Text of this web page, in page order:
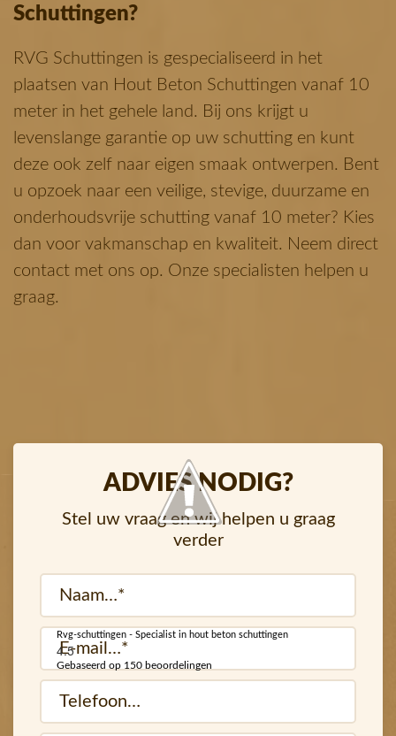
Schuttingen?
RVG Schuttingen is gespecialiseerd in het
plaatsen van Hout Beton Schuttingen vanaf 10
meter in het gehele land. Bij ons krijgt u
levenslange garantie op uw schutting en kunt
deze ook zelf naar eigen smaak ontwerpen. Bent
u opzoek naar een veilige, stevige, duurzame en
onderhoudsvrije schutting vanaf 10 meter? Kies
dan voor vakmanschap en kwaliteit. Neem direct
contact met ons op. Onze specialisten helpen u
graag.
ADVIES NODIG?
Stel uw vraag en wij helpen u graag
verder
Naam
(Vereist)
mail
(Vereist)
Telefoon…
(Vereist)
Rvg-schuttingen - Specialist in hout beton schuttingen
4.5
Gebaseerd op 150 beoordelingen